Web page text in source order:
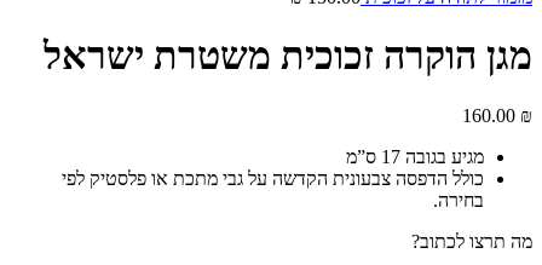
מגן הוקרה זכוכית משטרת ישראל
160.00 ₪
מגיע בגובה 17 ס”מ
כולל הדפסה צבעונית הקדשה על גבי מתכת או פלסטיק לפי
בחירה.
מה תרצו לכתוב?